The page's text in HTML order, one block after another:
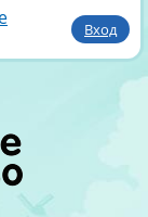
Вход